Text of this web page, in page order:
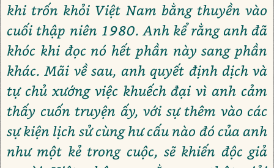
khi trốn khỏi Việt Nam bằng thuyền vào
cuối thập niên 1980. Anh kể rằng anh đã
khóc khi đọc nó hết phần này sang phần
khác. Mãi về sau, anh quyết định dịch và
tự chủ xướng việc khuếch đại vì anh cảm
thấy cuốn truyện ấy, với sự thêm vào các
sự kiện lịch sử cùng hư cấu nào đó của anh
như một kẻ trong cuộc, sẽ khiến độc giả